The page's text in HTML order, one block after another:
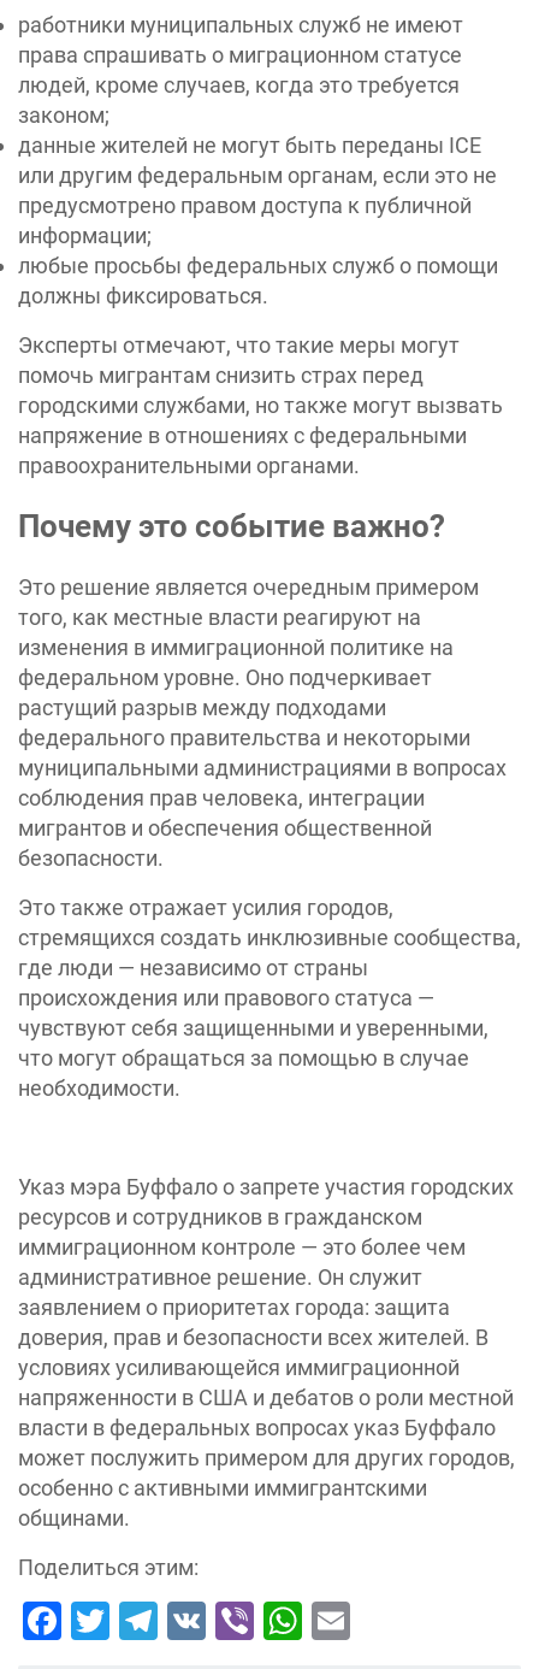
работники муниципальных служб не имеют
права спрашивать о миграционном статусе
людей, кроме случаев, когда это требуется
законом;
данные жителей не могут быть переданы ICE
или другим федеральным органам, если это не
предусмотрено правом доступа к публичной
информации;
любые просьбы федеральных служб о помощи
должны фиксироваться.
Эксперты отмечают, что такие меры могут
помочь мигрантам снизить страх перед
городскими службами, но также могут вызвать
напряжение в отношениях с федеральными
правоохранительными органами.
Почему это событие важно?
Это решение является очередным примером
того, как местные власти реагируют на
изменения в иммиграционной политике на
федеральном уровне. Оно подчеркивает
растущий разрыв между подходами
федерального правительства и некоторыми
муниципальными администрациями в вопросах
соблюдения прав человека, интеграции
мигрантов и обеспечения общественной
безопасности.
Это также отражает усилия городов,
стремящихся создать инклюзивные сообщества,
где люди — независимо от страны
происхождения или правового статуса —
чувствуют себя защищенными и уверенными,
что могут обращаться за помощью в случае
необходимости.
Указ мэра Буффало о запрете участия городских
ресурсов и сотрудников в гражданском
иммиграционном контроле — это более чем
административное решение. Он служит
заявлением о приоритетах города: защита
доверия, прав и безопасности всех жителей. В
условиях усиливающейся иммиграционной
напряженности в США и дебатов о роли местной
власти в федеральных вопросах указ Буффало
может послужить примером для других городов,
особенно с активными иммигрантскими
общинами.
Поделиться этим:
Facebook
Twitter
Telegram
VK ViberWhatsApp